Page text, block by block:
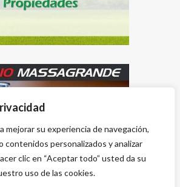
mejorar su experiencia de navegación,
contenidos personalizados y analizar
clic en “Aceptar todo” usted da su
uso de las cookies.